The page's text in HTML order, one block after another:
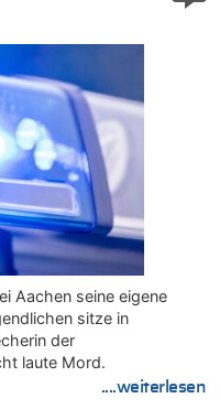
Aachen seine eigene
sitze in
der
laute Mord.
....weiterlesen